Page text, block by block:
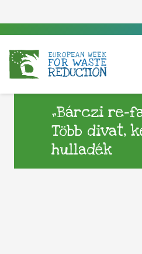
„Bárczi re-
Több divat,
hulladék